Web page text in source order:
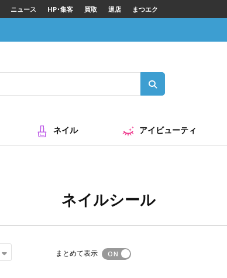
ニュース HP･集客 買取 退店 まつエク
ネイル アイビューティ
ネイルシール
まとめて表示